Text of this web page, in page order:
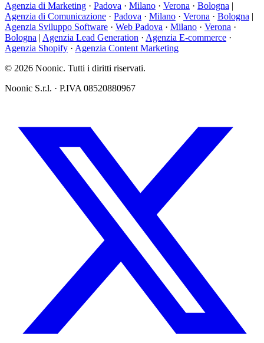
Agenzia di Marketing · Padova · Milano · Verona · Bologna |
Agenzia di Comunicazione · Padova · Milano · Verona · Bologna |
Agenzia Sviluppo Software · Web Padova · Milano · Verona ·
Bologna | Agenzia Lead Generation · Agenzia E-commerce ·
Agenzia Shopify · Agenzia Content Marketing
© 2026 Noonic. Tutti i diritti riservati.
Noonic S.r.l. · P.IVA 08520880967